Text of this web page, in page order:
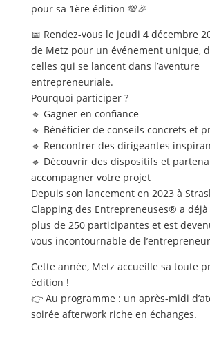
pour sa 1ère édition 💯🎉
📅 Rendez-vous le jeudi 4 décembre
de Metz pour un événement unique,
celles qui se lancent dans l’aventure
entrepreneuriale.
Pourquoi participer ?
🔹 Gagner en confiance
🔹 Bénéficier de conseils concrets et
🔹 Rencontrer des dirigeantes
🔹 Découvrir des dispositifs et
accompagner votre projet
Depuis son lancement en 2023 à
Clapping des Entrepreneuses® a
plus de 250 participantes et est
vous incontournable de
Cette année, Metz accueille sa toute
édition !
👉 Au programme : un après-midi
soirée afterwork riche en échanges.